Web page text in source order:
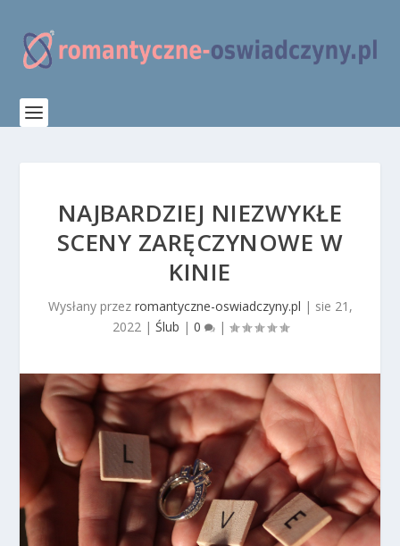
NAJBARDZIEJ NIEZWYKŁE
SCENY ZARĘCZYNOWE W
KINIE
Wysłany przez romantyczne-oswiadczyny.pl | sie 21,
2022| Ślub | 0 |